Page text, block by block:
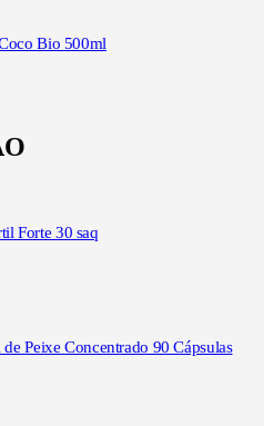
Bio 500ml
Forte 30 saq
Peixe Concentrado 90 Cápsulas